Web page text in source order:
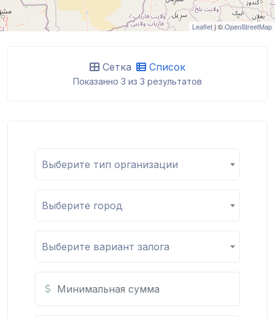
Leaflet | ©OpenStreetMap
Сетка Список
Показанно 3 из 3 результатов
Выберите тип организации
Выберите город
Выберите вариант залога